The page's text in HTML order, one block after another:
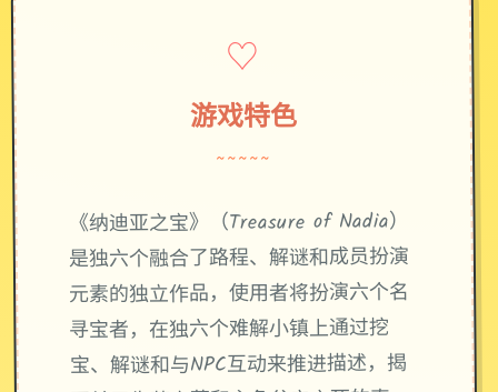
♡
游戏特色
~~~~~
《纳迪亚之宝》（Treasure of Nadia）
是独六个融合了路程、解谜和成员扮演
元素的独立作品，使用者将扮演六个名
寻宝者，在独六个难解小镇上通过挖
宝、解谜和与NPC互动来推进描述，揭